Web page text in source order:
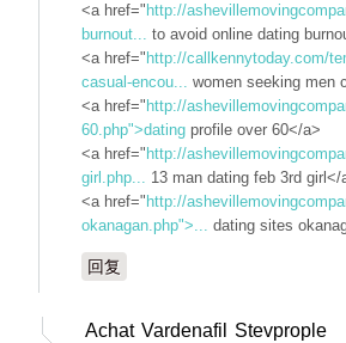
<a href=" http://
burnout... to avoid online dating
<a href=" http://callkennytoday.com/
casual-encou... women seeking men
<a href=" http://
60.php">dating profile over 60</a>
<a href=" http://
girl.php... 13 man dating feb 3rd girl</
<a href=" http://
okanagan.php">... dating sites
回复
Achat Vardenafil Stevprople